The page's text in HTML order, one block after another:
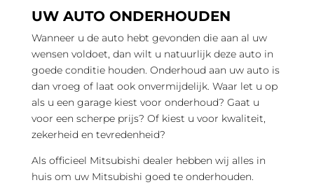
UW AUTO ONDERHOUDEN
Wanneer u de auto hebt gevonden die aan al uw
wensen voldoet, dan wilt u natuurlijk deze auto in
goede conditie houden. Onderhoud aan uw auto is
dan vroeg of laat ook onvermijdelijk. Waar let u op
als u een garage kiest voor onderhoud? Gaat u
voor een scherpe prijs? Of kiest u voor kwaliteit,
zekerheid en tevredenheid?
Als officieel Mitsubishi dealer hebben wij alles in
huis om uw Mitsubishi goed te onderhouden.